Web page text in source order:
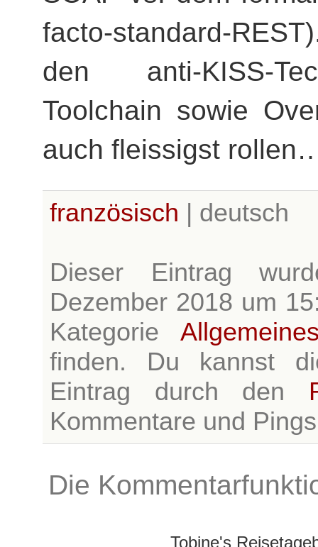
facto-standard-
den anti-KISS-
Toolchain sowie
auch fleissigst
französisch | deutsch
Dieser Eintrag
Dezember 2018 um
Kategorie
finden. Du kannst
Eintrag durch den
Kommentare und
Die
Tobine's